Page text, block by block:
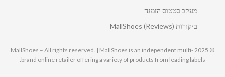
מעקב סטטוס הזמנה
ביקורות MallShoes (Reviews)
© 2025 MallShoes – All rights reserved. | MallShoes is an independent multi-
brand online retailer offering a variety of products from leading labels.